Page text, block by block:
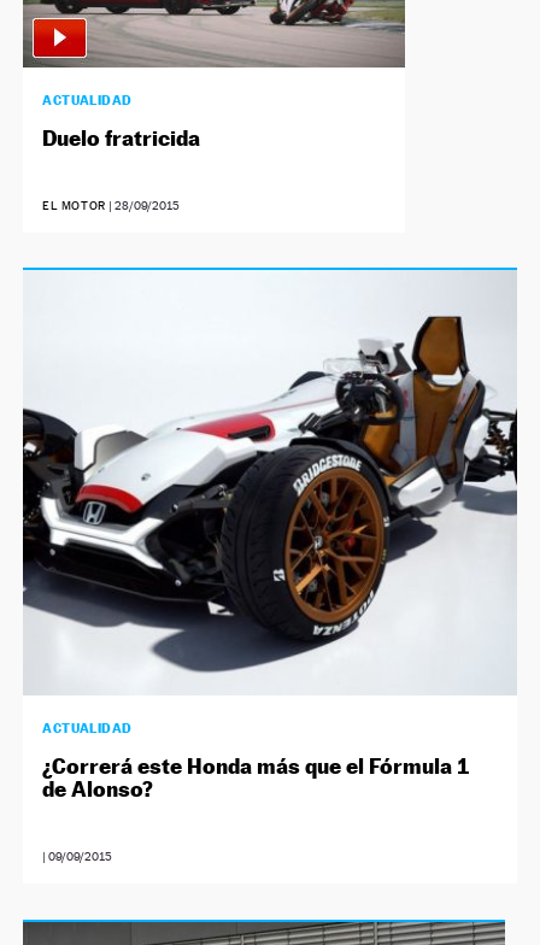
ACTUALIDAD
Duelo fratricida
EL MOTOR | 28/09/2015
ACTUALIDAD
¿Correrá este Honda más que el Fórmula 1
de Alonso?
|09/09/2015